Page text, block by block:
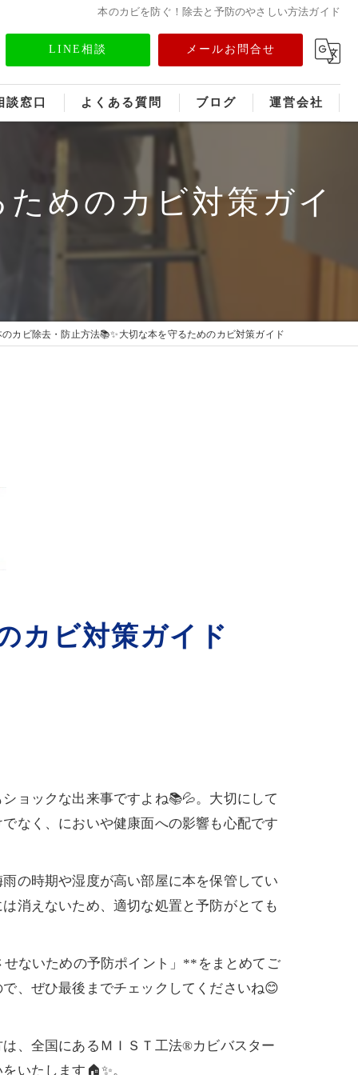
本のカビを防ぐ！除去と予防のやさしい方法ガイド
LINE相談 メールお問合せ
談窓口 よくある質問 ブログ 運営会社
メディア情報
めのカビ対策ガイ
のカビ除去・防止方法📚✨大切な本を守るためのカビ対策ガイド
カビ対策ガイド
ョックな出来事ですよね📚💦。大切にして
なく、においや健康面への影響も心配です
の時期や湿度が高い部屋に本を保管してい
消えないため、適切な処置と予防がとても
ないための予防ポイント」**をまとめてご
、ぜひ最後までチェックしてくださいね😊
、全国にあるＭＩＳＴ工法®カビバスター
いたします🏠✨。